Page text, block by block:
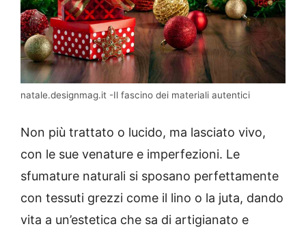
natale.designmag.it -Il fascino dei materiali autentici
Non più trattato o lucido, ma lasciato vivo,
con le sue venature e imperfezioni. Le
sfumature naturali si sposano perfettamente
con tessuti grezzi come il lino o la juta, dando
vita a un’estetica che sa di artigianato e